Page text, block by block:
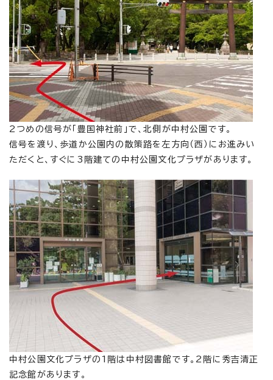
2つめの信号が「豊国神社前」で、北側が中村公園です。
信号を渡り、歩道か公園内の散策路を左方向（西）にお進みい
ただくと、すぐに3階建ての中村公園文化プラザがあります。
中村公園文化プラザの1階は中村図書館です。2階に秀吉清正
記念館があります。